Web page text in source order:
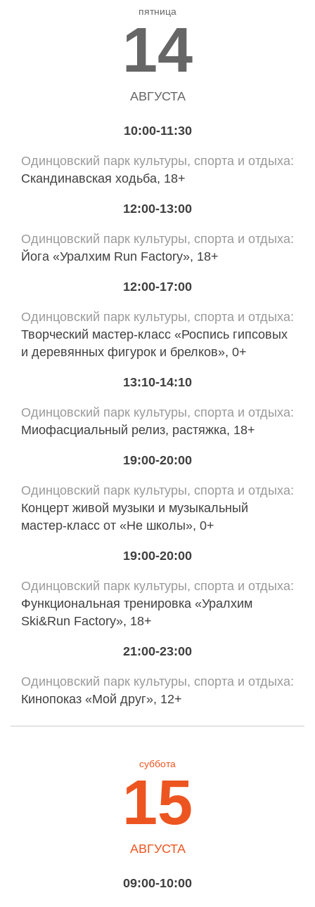
пятница
14
АВГУСТА
10:00-11:30
Одинцовский парк культуры, спорта и отдыха
Скандинавская ходьба, 18+
12:00-13:00
Одинцовский парк культуры, спорта и отдыха
Йога «Уралхим Run Factory», 18+
12:00-17:00
Одинцовский парк культуры, спорта и отдыха
Творческий мастер-класс «Роспись гипсовых
и деревянных фигурок и брелков», 0+
13:10-14:10
Одинцовский парк культуры, спорта и отдыха
Миофасциальный релиз, растяжка, 18+
19:00-20:00
Одинцовский парк культуры, спорта и отдыха
Концерт живой музыки и музыкальный
мастер-класс от «Не школы», 0+
19:00-20:00
Одинцовский парк культуры, спорта и отдыха
Функциональная тренировка «Уралхим
Ski&Run Factory», 18+
21:00-23:00
Одинцовский парк культуры, спорта и отдыха
Кинопоказ «Мой друг», 12+
суббота
15
АВГУСТА
09:00-10:00